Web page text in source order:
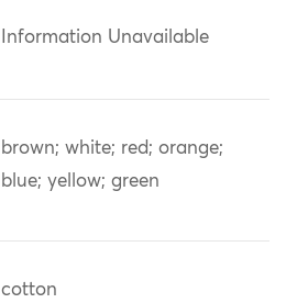
Information Unavailable
brown; white; red; orange;
blue; yellow; green
cotton